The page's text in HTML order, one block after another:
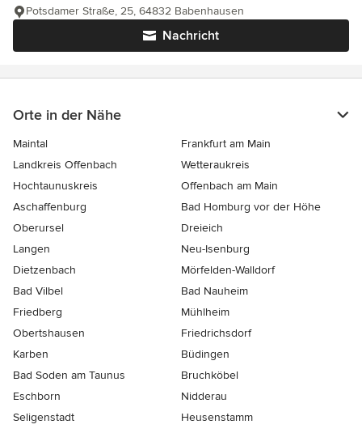
Nachricht
Potsdamer Straße, 25, 64832 Babenhausen
Orte in der Nähe
Maintal
Frankfurt am Main
Landkreis Offenbach
Wetteraukreis
Hochtaunuskreis
Offenbach am Main
Aschaffenburg
Bad Homburg vor der Höhe
Oberursel
Dreieich
Langen
Neu-Isenburg
Dietzenbach
Mörfelden-Walldorf
Bad Vilbel
Bad Nauheim
Friedberg
Mühlheim
Obertshausen
Friedrichsdorf
Karben
Büdingen
Bad Soden am Taunus
Bruchköbel
Eschborn
Nidderau
Seligenstadt
Heusenstamm